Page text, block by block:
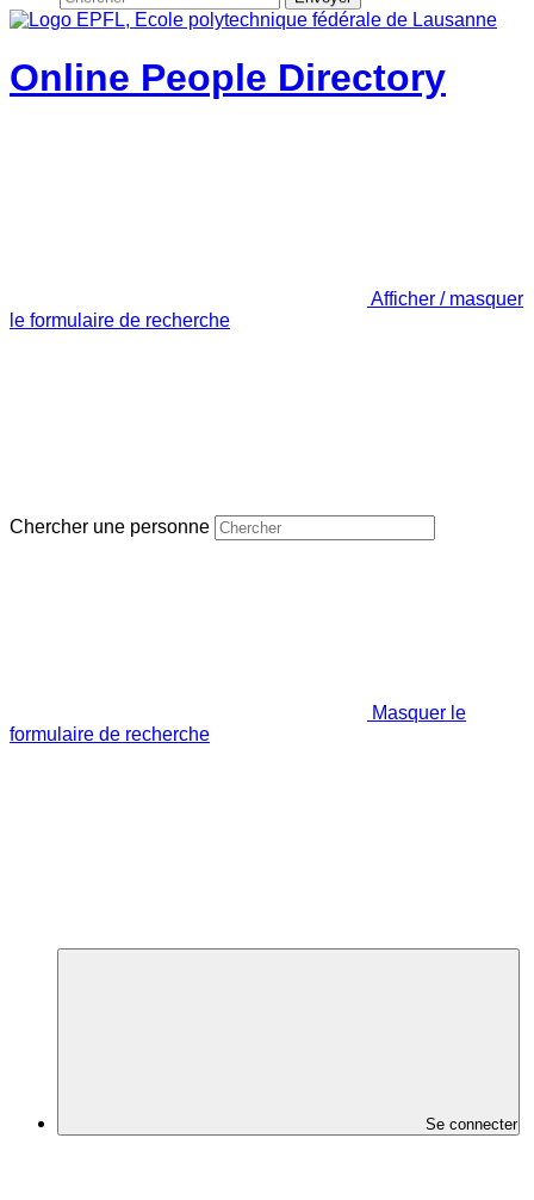
Online People Directory
Afficher / masquer
le formulaire de recherche
Chercher une personne
Masquer le
formulaire de recherche
Se connecter